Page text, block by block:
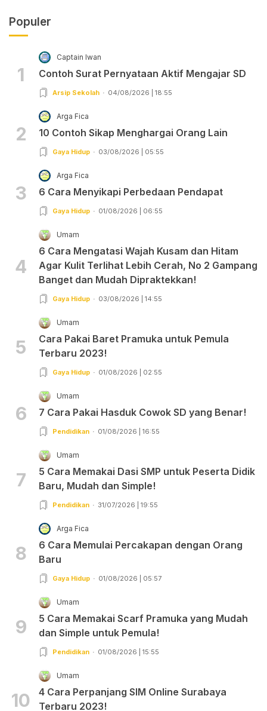
Populer
1
Captain Iwan
Contoh Surat Pernyataan Aktif Mengajar SD
Arsip Sekolah 04/08/2026 | 18:55
2
Arga Fica
10 Contoh Sikap Menghargai Orang Lain
Gaya Hidup 03/08/2026 | 05:55
3
Arga Fica
6 Cara Menyikapi Perbedaan Pendapat
Gaya Hidup 01/08/2026 | 06:55
4
Umam
6 Cara Mengatasi Wajah Kusam dan Hitam
Agar Kulit Terlihat Lebih Cerah, No 2 Gampang
Banget dan Mudah Dipraktekkan!
Gaya Hidup 03/08/2026 | 14:55
5
Umam
Cara Pakai Baret Pramuka untuk Pemula
Terbaru 2023!
Gaya Hidup 01/08/2026 | 02:55
6
Umam
7 Cara Pakai Hasduk Cowok SD yang Benar!
Pendidikan 01/08/2026 | 16:55
7
Umam
5 Cara Memakai Dasi SMP untuk Peserta Didik
Baru, Mudah dan Simple!
Pendidikan 31/07/2026 | 19:55
8
Arga Fica
6 Cara Memulai Percakapan dengan Orang
Baru
Gaya Hidup 01/08/2026 | 05:57
9
Umam
5 Cara Memakai Scarf Pramuka yang Mudah
dan Simple untuk Pemula!
Pendidikan 01/08/2026 | 15:55
10
Umam
4 Cara Perpanjang SIM Online Surabaya
Terbaru 2023!